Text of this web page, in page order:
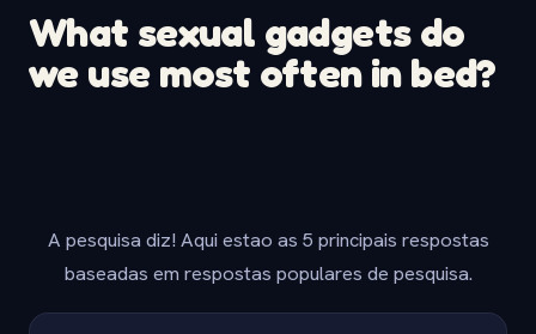
What sexual gadgets do
we use most often in bed?
A pesquisa diz! Aqui estao as 5 principais respostas
baseadas em respostas populares de pesquisa.